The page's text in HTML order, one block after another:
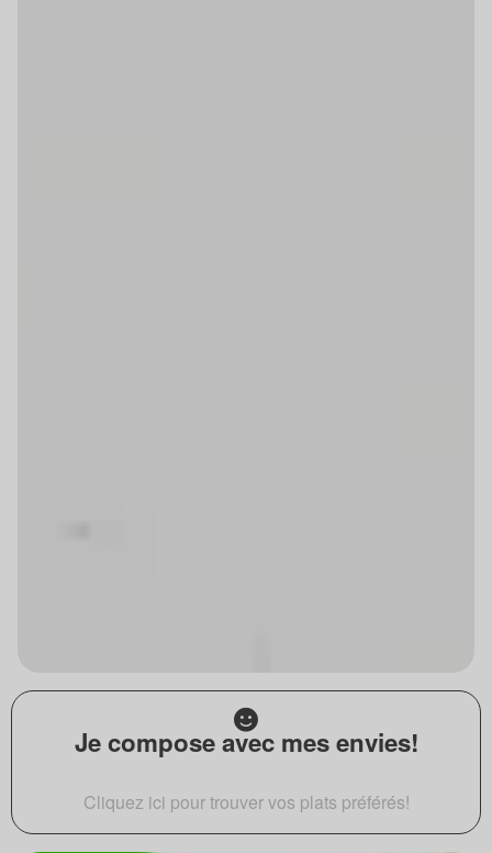
Je compose avec mes envies!
Cliquez ici pour trouver vos plats préférés!